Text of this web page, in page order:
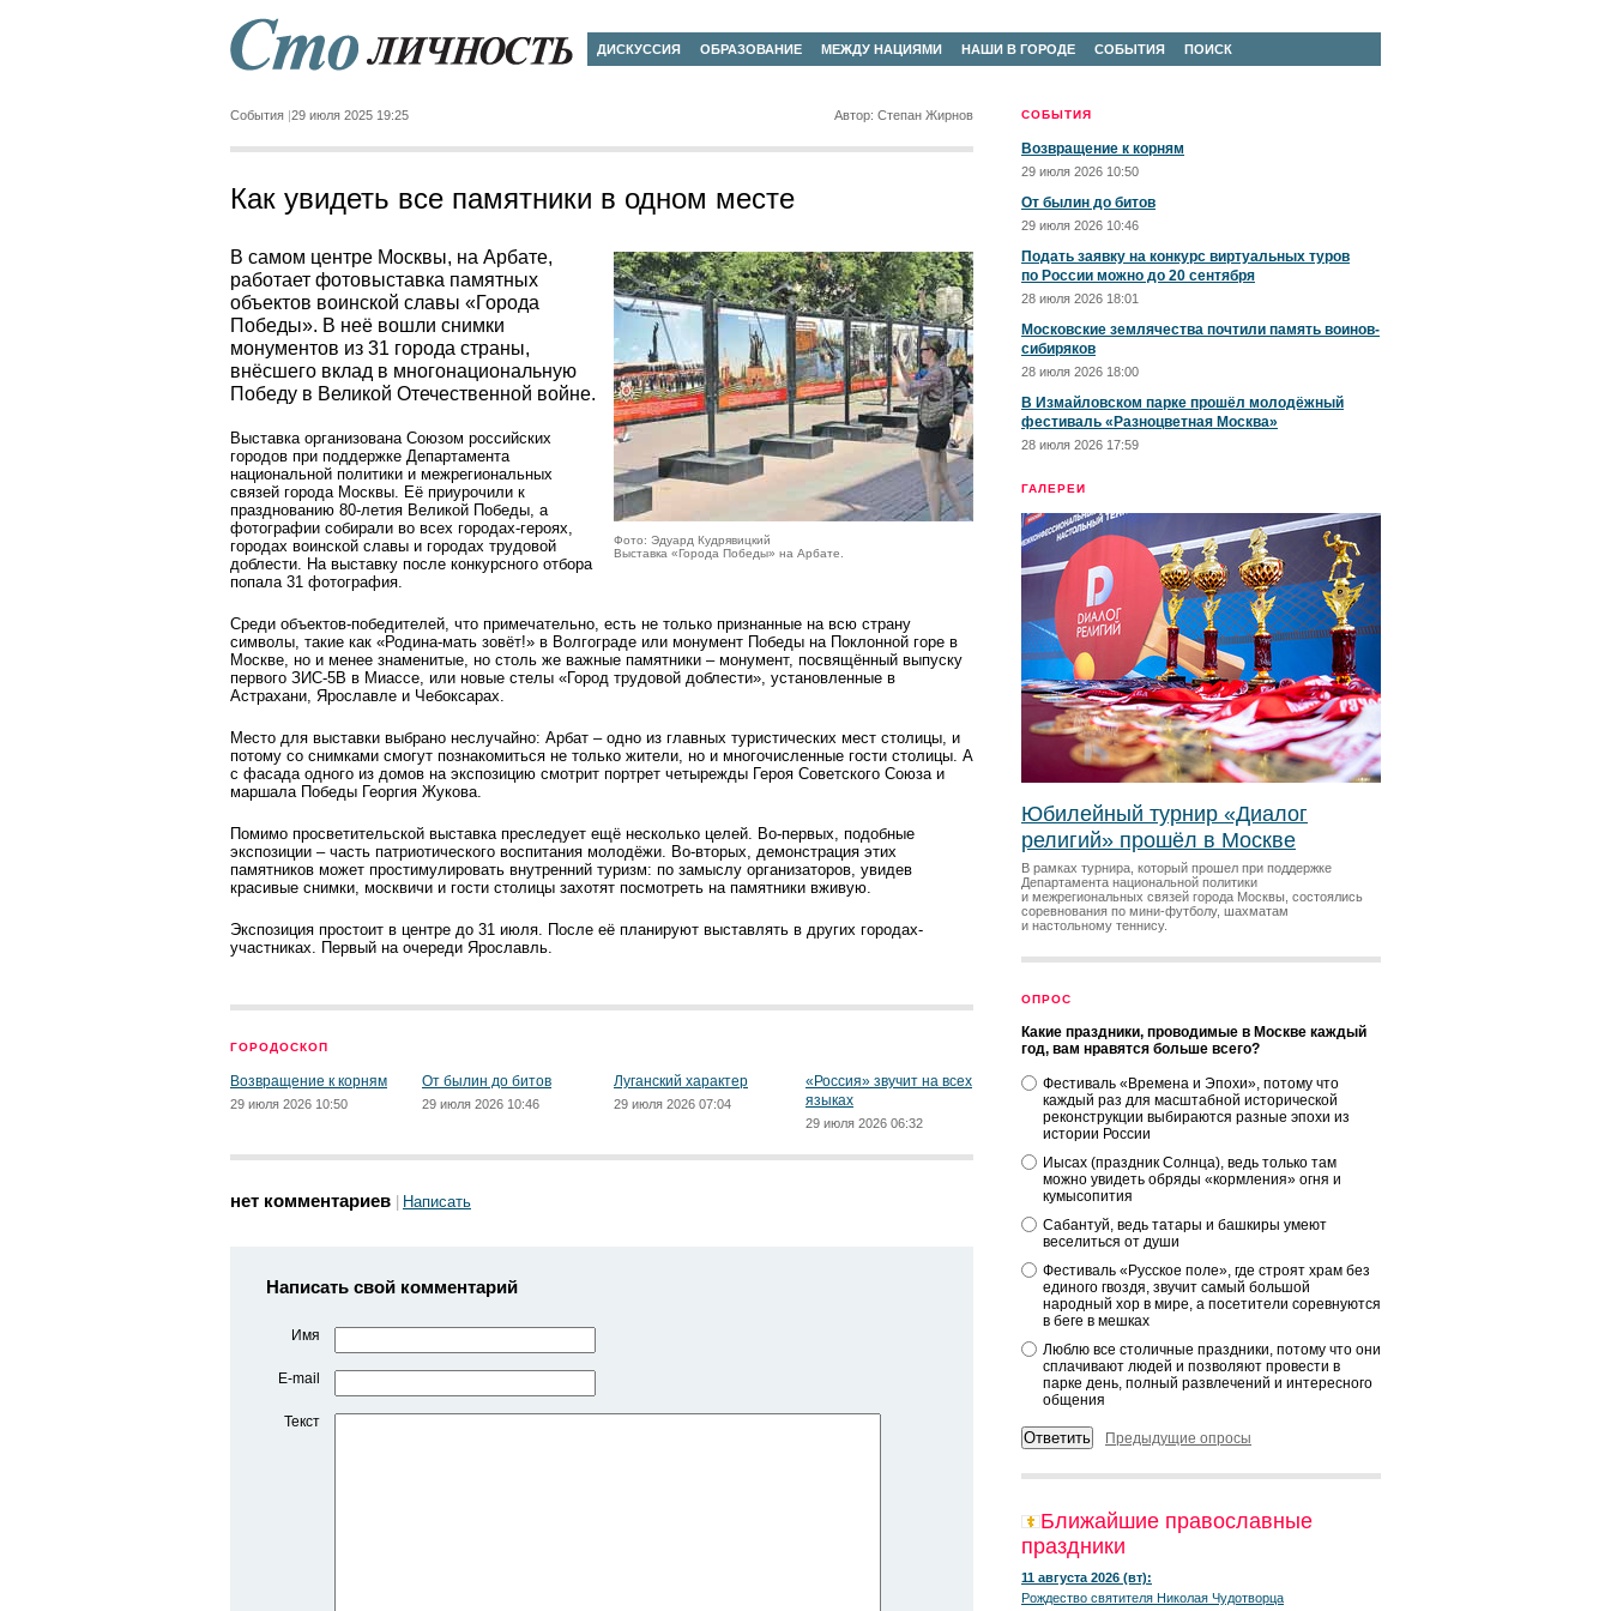
ДИСКУССИЯ ОБРАЗОВАНИЕ МЕЖДУ НАЦИЯМИ НАШИ В ГОРОДЕ СОБЫТИЯ ПОИСК
СОБЫТИЯ
Возвращение к корням
29 июля 2026 10:50
От былин до битов
29 июля 2026 10:46
Подать заявку на конкурс виртуальных туров
по России можно до 20 сентября
28 июля 2026 18:01
Московские землячества почтили память воинов-
сибиряков
28 июля 2026 18:00
В Измайловском парке прошёл молодёжный
фестиваль «Разноцветная Москва»
28 июля 2026 17:59
ГАЛЕРЕИ
Юбилейный турнир «Диалог
религий» прошёл в Москве
В рамках турнира, который прошел при поддержке
Департамента национальной политики
и межрегиональных связей города Москвы, состоялись
соревнования по мини-футболу, шахматам
и настольному теннису.
ОПРОС
Какие праздники, проводимые в Москве каждый
год, вам нравятся больше всего?
Фестиваль «Времена и Эпохи», потому что
каждый раз для масштабной исторической
реконструкции выбираются разные эпохи из
истории России
Иысах (праздник Солнца), ведь только там
можно увидеть обряды «кормления» огня и
кумысопития
Сабантуй, ведь татары и башкиры умеют
веселиться от души
Фестиваль «Русское поле», где строят храм без
единого гвоздя, звучит самый большой
народный хор в мире, а посетители соревнуются
в беге в мешках
Люблю все столичные праздники, потому что они
сплачивают людей и позволяют провести в
парке день, полный развлечений и интересного
общения
Предыдущие опросы
Ближайшие православные
праздники
11 августа 2026 (вт):
Рождество святителя Николая Чудотворца
События 29 июля 2025 19:25 Автор: Степан Жирнов
Как увидеть все памятники в одном месте
Фото: Эдуард Кудрявицкий
Выставка «Города Победы» на Арбате.
В самом центре Москвы, на Арбате,
работает фотовыставка памятных
объектов воинской славы «Города
Победы». В неё вошли снимки
монументов из 31 города страны,
внёсшего вклад в многонациональную
Победу в Великой Отечественной войне.
Выставка организована Союзом российских
городов при поддержке Департамента
национальной политики и межрегиональных
связей города Москвы. Её приурочили к
празднованию 80-летия Великой Победы, а
фотографии собирали во всех городах-героях,
городах воинской славы и городах трудовой
доблести. На выставку после конкурсного отбора
попала 31 фотография.
Среди объектов-победителей, что примечательно, есть не только признанные на всю страну
символы, такие как «Родина-мать зовёт!» в Волгограде или монумент Победы на Поклонной горе в
Москве, но и менее знаменитые, но столь же важные памятники – монумент, посвящённый выпуску
первого ЗИС-5В в Миассе, или новые стелы «Город трудовой доблести», установленные в
Астрахани, Ярославле и Чебоксарах.
Место для выставки выбрано неслучайно: Арбат – одно из главных туристических мест столицы, и
потому со снимками смогут познакомиться не только жители, но и многочисленные гости столицы. А
с фасада одного из домов на экс­позицию смотрит портрет четырежды Героя Советского Союза и
маршала Победы Георгия Жукова.
Помимо просветительской выставка преследует ещё несколько целей. Во-первых, подобные
экспозиции – часть патриотического воспитания молодёжи. Во-вторых, демонстрация этих
памятников может простимулировать внутренний туризм: по замыслу организаторов, увидев
красивые снимки, москвичи и гости столицы захотят посмотреть на памятники вживую.
Экспозиция простоит в центре до 31 июля. После её планируют выставлять в других городах-
участниках. Первый на очереди Ярославль.
ГОРОДОСКОП
Возвращение к корням
29 июля 2026 10:50
От былин до битов
29 июля 2026 10:46
Луганский характер
29 июля 2026 07:04
«Россия» звучит на всех
языках
29 июля 2026 06:32
нет комментариев Написать
Написать свой комментарий
Имя
E-mail
Текст